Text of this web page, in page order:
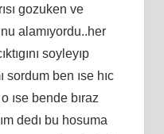
gozuken ve
alamıyordu..her
soyleyıp
sordum ben ıse hıc
ıse bende bıraz
dedı bu hosuma